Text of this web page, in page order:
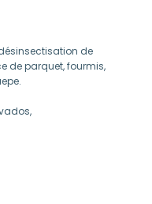
de
de parquet, fourmis,